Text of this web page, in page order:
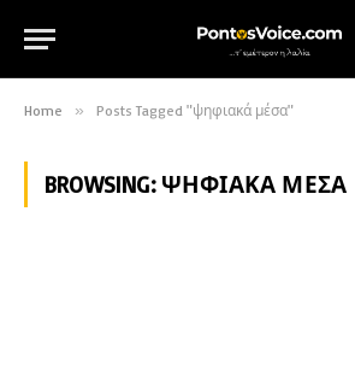
Home » Posts Tagged "ψηφιακά μέσα"
BROWSING: ΨΗΦΙΑΚΆ ΜΈΣΑ